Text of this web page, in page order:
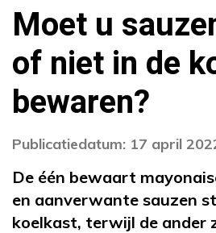
Moet u
of niet in de
bewaren?
Publicatiedatum: 17 april
De één bewaart
en aanverwante sauzen
koelkast, terwijl de ander